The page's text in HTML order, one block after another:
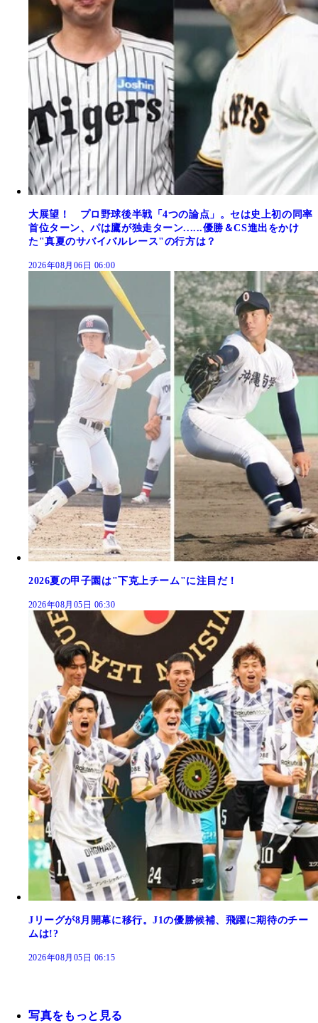
大展望！ プロ野球後半戦「4つの論点」。セは史上初の同率
首位ターン、パは鷹が独走ターン......優勝＆CS進出をかけ
た"真夏のサバイバルレース"の行方は？
2026年08月06日 06:00
2026夏の甲子園は"下克上チーム"に注目だ！
2026年08月05日 06:30
Jリーグが8月開幕に移行。J1の優勝候補、飛躍に期待のチー
ムは!?
2026年08月05日 06:15
写真をもっと見る